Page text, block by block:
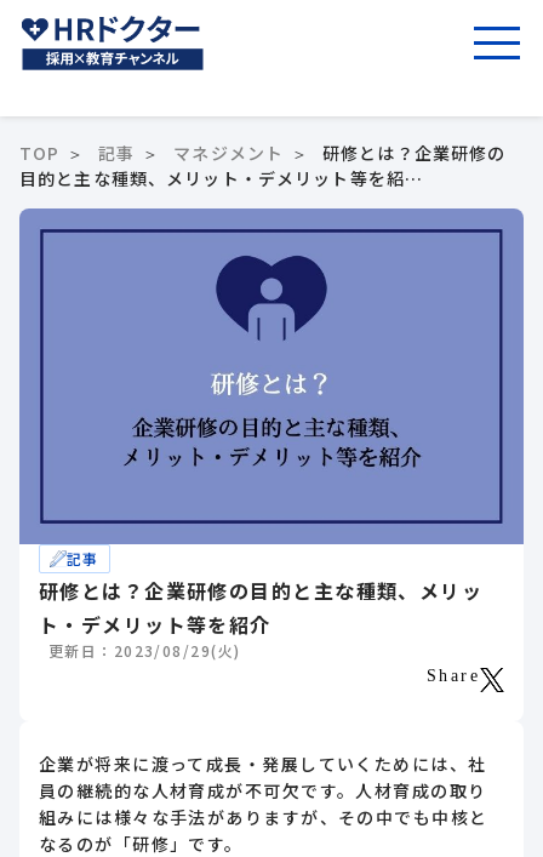
TOP 記事 マネジメント
研修とは？企業研修の
目的と主な種類、メリット・デメリット等を紹…
記事
研修とは？企業研修の目的と主な種類、メリッ
ト・デメリット等を紹介
更新日：2023/08/29(火)
Share
企業が将来に渡って成長・発展していくためには、社
員の継続的な人材育成が不可欠です。人材育成の取り
組みには様々な手法がありますが、その中でも中核と
なるのが「研修」です。